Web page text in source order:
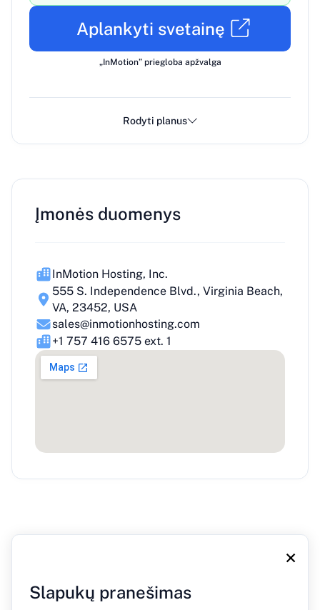
×
Slapukų pranešimas
Aplankyti svetainę
„InMotion” priegloba apžvalga
Rodyti planus
Įmonės duomenys
InMotion Hosting, Inc.
555 S. Independence Blvd., Virginia Beach,
VA, 23452, USA
sales@inmotionhosting.com
+1 757 416 6575 ext. 1
Apie musTinklaraštisPaspauskiteSusisiekite su